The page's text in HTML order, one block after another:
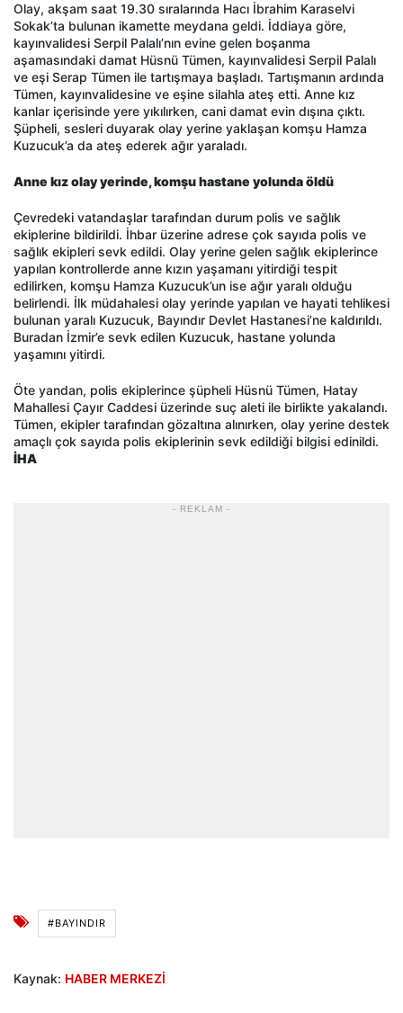
Olay, akşam saat 19.30 sıralarında Hacı İbrahim Karaselvi
Sokak’ta bulunan ikamette meydana geldi. İddiaya göre,
kayınvalidesi Serpil Palalı’nın evine gelen boşanma
aşamasındaki damat Hüsnü Tümen, kayınvalidesi Serpil Palalı
ve eşi Serap Tümen ile tartışmaya başladı. Tartışmanın ardında
Tümen, kayınvalidesine ve eşine silahla ateş etti. Anne kız
kanlar içerisinde yere yıkılırken, cani damat evin dışına çıktı.
Şüpheli, sesleri duyarak olay yerine yaklaşan komşu Hamza
Kuzucuk’a da ateş ederek ağır yaraladı.
Anne kız olay yerinde, komşu hastane yolunda öldü
Çevredeki vatandaşlar tarafından durum polis ve sağlık
ekiplerine bildirildi. İhbar üzerine adrese çok sayıda polis ve
sağlık ekipleri sevk edildi. Olay yerine gelen sağlık ekiplerince
yapılan kontrollerde anne kızın yaşamanı yitirdiği tespit
edilirken, komşu Hamza Kuzucuk’un ise ağır yaralı olduğu
belirlendi. İlk müdahalesi olay yerinde yapılan ve hayati tehlikesi
bulunan yaralı Kuzucuk, Bayındır Devlet Hastanesi’ne kaldırıldı.
Buradan İzmir’e sevk edilen Kuzucuk, hastane yolunda
yaşamını yitirdi.
Öte yandan, polis ekiplerince şüpheli Hüsnü Tümen, Hatay
Mahallesi Çayır Caddesi üzerinde suç aleti ile birlikte yakalandı.
Tümen, ekipler tarafından gözaltına alınırken, olay yerine destek
amaçlı çok sayıda polis ekiplerinin sevk edildiği bilgisi edinildi.
İHA
- REKLAM -
#BAYINDIR
Kaynak: HABER MERKEZİ